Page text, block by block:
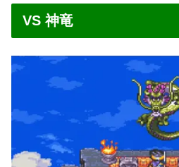
VS 神竜